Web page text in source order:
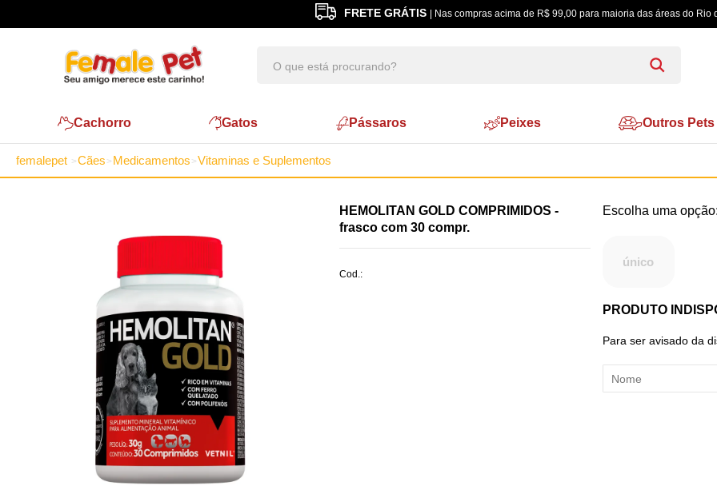
FRETE GRÁTIS | Nas compras acima de R$ 99,00 para maioria das áreas do Rio
Cachorro Gatos Pássaros Peixes Outros Pets
femalepet Cães Medicamentos Vitaminas e Suplementos
HEMOLITAN GOLD COMPRIMIDOS -
frasco com 30 compr.
Cod.:
único
PRODUTO
Para ser avisado da